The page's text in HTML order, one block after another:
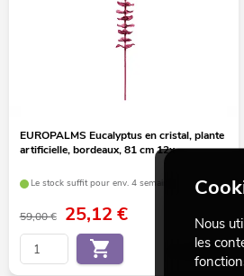
EUROPALMS Eucalyptus en cristal, plante
artificielle, bordeaux, 81 cm 12x
Le stock suffit pour env. 4 semaines.
59,00 € 25,12 €
No. 82600203
Nous
les